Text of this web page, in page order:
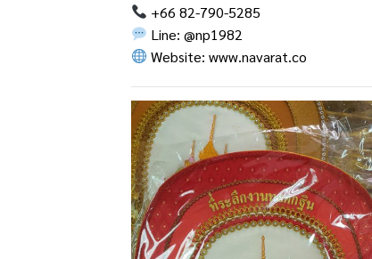
+66 82-790-5285
Line:@np1982
Website:www.navarat.co